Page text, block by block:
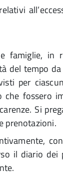
famiglie, in
del tempo
per
fossero
Si
prenotazioni.
il diario